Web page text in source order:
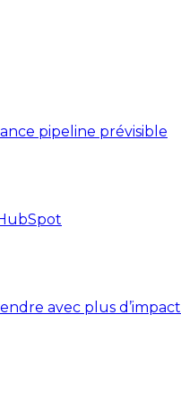
pipeline prévisible
avec plus d’impact